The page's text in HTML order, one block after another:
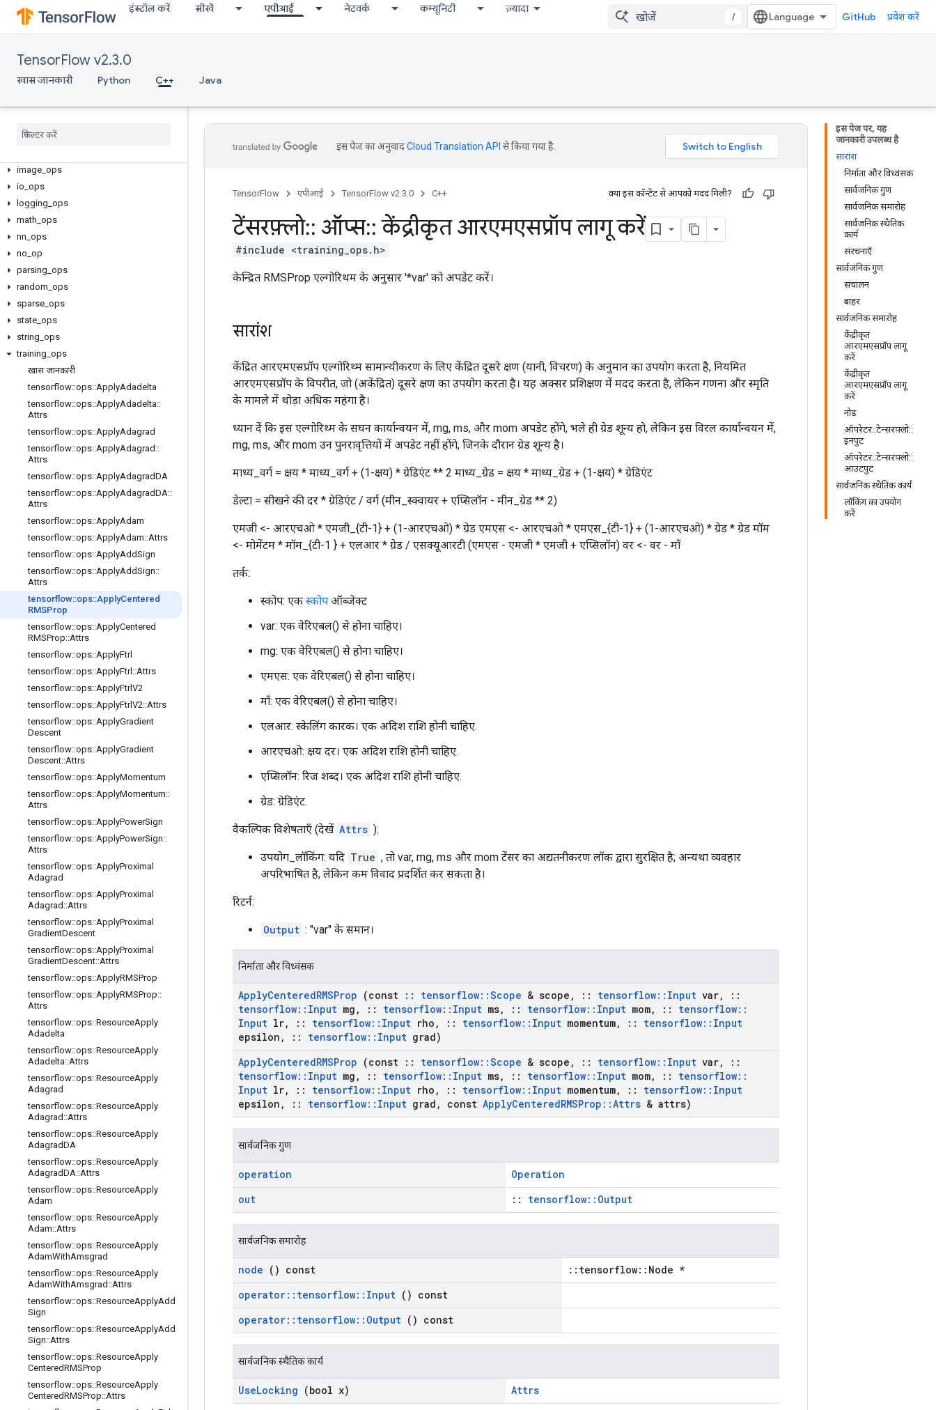
इंस्टॉल करें सीखें एपीआई नेटवर्क कम्यूनिटी ज़्यादा
/ GitHub प्रवेश करें
TensorFlow v2.3.0
खास जानकारी Python C++ Java
array_ops
core
image ops
io ops
logging ops
math ops
nn ops
no op
parsing ops
random ops
sparse ops
state ops
string ops
training ops
खास जानकारी
tensorflow::ops::ApplyAdadelta
tensorflow::ops::ApplyAdadelta::
Attrs
tensorflow::ops::ApplyAdagrad
tensorflow::ops::ApplyAdagrad ::
Attrs
tensorflow::ops::ApplyAdagradDA
tensorflow::ops::ApplyAdagradDA::
Attrs
tensorflow::ops::ApplyAdam
tensorflow::ops::ApplyAdam::Attrs
tensorflow::ops::ApplyAddSign
tensorflow::ops::ApplyAddSign::
Attrs
tensorflow::ops::ApplyCentered
RMSProp
tensorflow::ops::ApplyCentered
RMSProp::Attrs
tensorflow::ops::ApplyFtrl
tensorflow::ops::ApplyFtrl ::Attrs
tensorflow::ops::ApplyFtrlV2
tensorflow::ops::ApplyFtrlV2::Attrs
tensorflow::ops::ApplyGradient
Descent
tensorflow::ops::ApplyGradient
Descent::Attrs
tensorflow::ops::ApplyMomentum
tensorflow::ops::ApplyMomentum::
Attrs
tensorflow::ops::ApplyPowerSign
tensorflow::ops::ApplyPowerSign::
Attrs
tensorflow::ops::ApplyProximal
Adagrad
tensorflow::ops::ApplyProximal
Adagrad ::Attrs
tensorflow::ops::ApplyProximal
GradientDescent
tensorflow::ops::ApplyProximal
GradientDescent::Attrs
tensorflow::ops::ApplyRMSProp
tensorflow::ops::ApplyRMSProp::
Attrs
tensorflow::ops::ResourceApply
Adadelta
tensorflow::ops::ResourceApply
Adadelta::Attrs
tensorflow::ops::ResourceApply
Adagrad
tensorflow::ops::ResourceApply
Adagrad ::Attrs
tensorflow::ops::ResourceApply
AdagradDA
tensorflow::ops::ResourceApply
AdagradDA::Attrs
tensorflow::ops::ResourceApply
Adam
tensorflow::ops::ResourceApply
Adam::Attrs
tensorflow::ops::ResourceApply
AdamWithAmsgrad
tensorflow::ops::ResourceApply
AdamWithAmsgrad ::Attrs
tensorflow::ops::ResourceApplyAdd
Sign
tensorflow::ops::ResourceApplyAdd
Sign::Attrs
tensorflow::ops::ResourceApply
CenteredRMSProp
tensorflow::ops::ResourceApply
CenteredRMSProp::Attrs
इस पेज पर, यह
जानकारी उपलब्ध है
सारांश
निर्माता और विध्वंसक
सार्वजनिक गुण
सार्वजनिक समारोह
सार्वजनिक स्थैतिक
कार्य
संरचनाएँ
सार्वजनिक गुण
संचालन
बाहर
सार्वजनिक समारोह
केंद्रीकृत
आरएमएसप्रॉप लागू
करें
केंद्रीकृत
आरएमएसप्रॉप लागू
करें
नोड
ऑपरेटर::टेन्सरफ़्लो::
इनपुट
ऑपरेटर::टेन्सरफ़्लो::
आउटपुट
सार्वजनिक स्थैतिक कार्य
लॉकिंग का उपयोग
करें
इस पेज का अनुवादCloud Translation API से किया गया है.
TensorFlow एपीआई TensorFlow v2.3.0 C++ क्या इस कॉन्टेंट से आपको मदद मिली?
टेंसरफ़्लो:: ऑप्स:: केंद्रीकृत आरएमएसप्रॉप लागू करें
#include <training_ops.h>
केन्द्रित RMSProp एल्गोरिथम के अनुसार '*var' को अपडेट करें।
सारांश
केंद्रित आरएमएसप्रॉप एल्गोरिथ्म सामान्यीकरण के लिए केंद्रित दूसरे क्षण (यानी, विचरण) के अनुमान का उपयोग करता है, नियमित
आरएमएसप्रॉप के विपरीत, जो (अकेंद्रित) दूसरे क्षण का उपयोग करता है। यह अक्सर प्रशिक्षण में मदद करता है, लेकिन गणना और स्मृति
के मामले में थोड़ा अधिक महंगा है।
ध्यान दें कि इस एल्गोरिथ्म के सघन कार्यान्वयन में, mg, ms, और mom अपडेट होंगे, भले ही ग्रेड शून्य हो, लेकिन इस विरल कार्यान्वयन में,
mg, ms, और mom उन पुनरावृत्तियों में अपडेट नहीं होंगे, जिनके दौरान ग्रेड शून्य है।
माध्य_वर्ग = क्षय * माध्य_वर्ग + (1-क्षय) * ग्रेडिएंट ** 2 माध्य_ग्रेड = क्षय * माध्य_ग्रेड + (1-क्षय) * ग्रेडिएंट
डेल्टा = सीखने की दर * ग्रेडिएंट / वर्ग (मीन_स्क्वायर + एप्सिलॉन - मीन_ग्रेड ** 2)
एमजी <- आरएचओ * एमजी_{टी-1} + (1-आरएचओ) * ग्रेड एमएस <- आरएचओ * एमएस_{टी-1} + (1-आरएचओ) * ग्रेड * ग्रेड मॉम
<- मोमेंटम * मॉम_{टी-1 } + एलआर * ग्रेड / एसक्यूआरटी (एमएस - एमजी * एमजी + एप्सिलॉन) वर <- वर - माँ
तर्क:
स्कोप: एक स्कोप ऑब्जेक्ट
var: एक वेरिएबल() से होना चाहिए।
mg: एक वेरिएबल() से होना चाहिए।
एमएस: एक वेरिएबल() से होना चाहिए।
माँ: एक वेरिएबल() से होना चाहिए।
एलआर: स्केलिंग कारक। एक अदिश राशि होनी चाहिए.
आरएचओ: क्षय दर। एक अदिश राशि होनी चाहिए.
एप्सिलॉन: रिज शब्द। एक अदिश राशि होनी चाहिए.
ग्रेड: ग्रेडिएंट.
वैकल्पिक विशेषताएँ (देखें Attrs ):
उपयोग_लॉकिंग: यदि True , तो var, mg, ms और mom टेंसर का अद्यतनीकरण लॉक द्वारा सुरक्षित है; अन्यथा व्यवहार
अपरिभाषित है, लेकिन कम विवाद प्रदर्शित कर सकता है।
रिटर्न:
Output : "var" के समान।
निर्माता और विध्वंसक
ApplyCenteredRMSProp (const :: tensorflow::Scope & scope , :: tensorflow:: Input var,
::
tensorflow:: Input mg , :: tensorflow:: Input ms, :: tensorflow:: Input mom, :: tensorflow::
Input lr, :: tensorflow:: Input rho , :: tensorflow:: Input momentum, :: tensorflow:: Input
epsilon , :: tensorflow:: Input grad)
ApplyCenteredRMSProp (const :: tensorflow::Scope & scope , :: tensorflow:: Input var,
::
tensorflow:: Input mg , :: tensorflow:: Input ms, :: tensorflow:: Input mom, :: tensorflow::
Input lr, :: tensorflow:: Input rho , :: tensorflow:: Input momentum, :: tensorflow:: Input
epsilon , :: tensorflow:: Input grad , const ApplyCenteredRMSProp ::Attrs & attrs)
सार्वजनिक गुण
operation
Operation
out
:: tensorflow::Output
सार्वजनिक समारोह
node () const
::tensorflow::Node *
operator:: tensorflow:: Input () const
operator:: tensorflow:: Output () const
सार्वजनिक स्थैतिक कार्य
UseLocking (bool x) Attrs